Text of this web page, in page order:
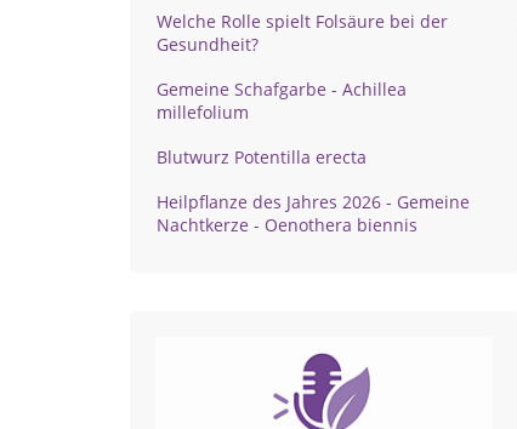
Welche Rolle spielt Folsäure bei der
Gesundheit?
Gemeine Schafgarbe - Achillea
millefolium
Blutwurz Potentilla erecta
Heilpflanze des Jahres 2026 - Gemeine
Nachtkerze - Oenothera biennis